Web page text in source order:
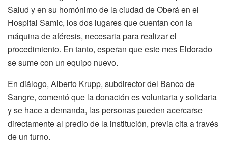
Salud y en su homónimo de la ciudad de Oberá en el
Hospital Samic, los dos lugares que cuentan con la
máquina de aféresis, necesaria para realizar el
procedimiento. En tanto, esperan que este mes Eldorado
se sume con un equipo nuevo.
En diálogo, Alberto Krupp, subdirector del Banco de
Sangre, comentó que la donación es voluntaria y solidaria
y se hace a demanda, las personas pueden acercarse
directamente al predio de la institución, previa cita a través
de un turno.